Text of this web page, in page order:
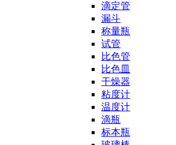
滴定管
漏斗
称量瓶
试管
比色管
比色皿
干燥器
粘度计
温度计
滴瓶
标本瓶